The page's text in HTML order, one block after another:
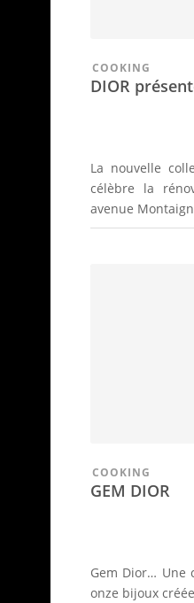
COOKING
DIOR
La nouvelle
célèbre la
avenue
COOKING
GEM DIOR
Gem Dior… Une
onze bijoux